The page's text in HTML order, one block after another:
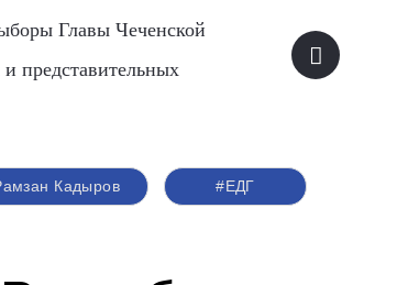
Главы Чеченской
представительных
Кадыров #ЕДГ